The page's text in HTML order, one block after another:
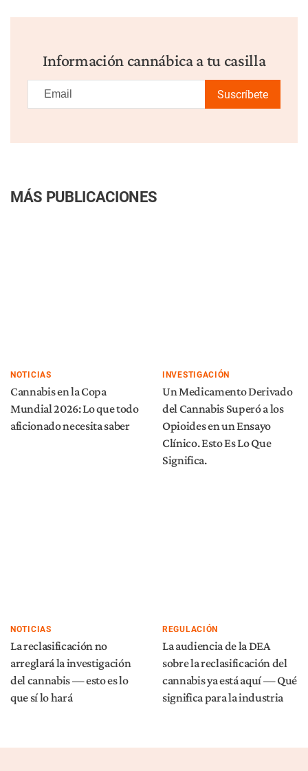
Información cannábica a tu casilla
Suscríbete
MÁS PUBLICACIONES
NOTICIAS
Cannabis en la Copa
Mundial 2026: Lo que todo
aficionado necesita saber
INVESTIGACIÓN
Un Medicamento Derivado
del Cannabis Superó a los
Opioides en un Ensayo
Clínico. Esto Es Lo Que
Significa.
NOTICIAS
La reclasificación no
arreglará la investigación
del cannabis — esto es lo
que sí lo hará
REGULACIÓN
La audiencia de la DEA
sobre la reclasificación del
cannabis ya está aquí — Qué
significa para la industria